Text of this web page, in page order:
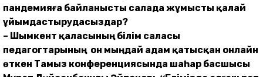
пандемияға байланысты салада жұмысты қалай
ұйымдастырудасыздар?
– Шымкент қаласының білім саласы
педагогтарының он мыңдай адам қатысқан онлайн
өткен Тамыз конференциясында шаһар басшысы